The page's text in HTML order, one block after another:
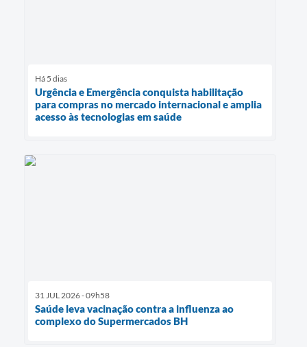
Há 5 dias
Urgência e Emergência conquista habilitação
para compras no mercado internacional e amplia
acesso às tecnologias em saúde
31 JUL 2026 - 09h58
Saúde leva vacinação contra a influenza ao
complexo do Supermercados BH